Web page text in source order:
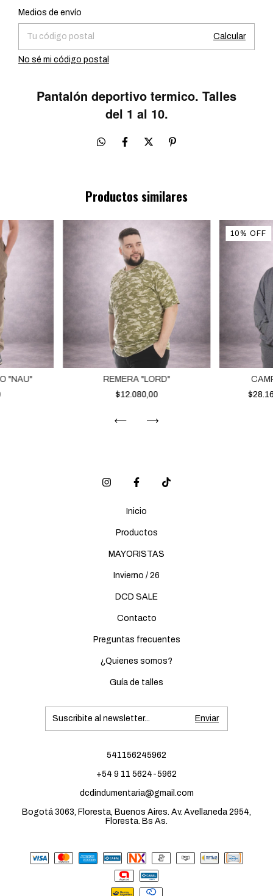
Entregas para el CP:
Medios de envío
Calcular
No sé mi código postal
Pantalón deportivo termico. Talles
del 1 al 10.
Productos similares
"NAU"
REMERA "LORD"
$12.080,00
10%OFF
Inicio
Productos
MAYORISTAS
Invierno / 26
DCD SALE
Contacto
Preguntas frecuentes
¿Quienes somos?
Guía de talles
541156245962
+54 9 11 5624-5962
dcdindumentaria@gmail.com
Bogotá 3063, Floresta, Buenos Aires. Av. Avellaneda 2954,
Floresta. Bs As.